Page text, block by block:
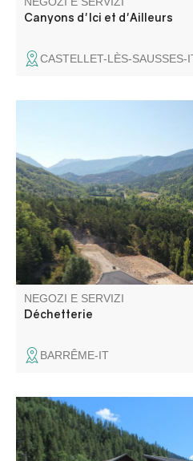
Canyons d'Ici et d'Ailleurs
CASTELLET-LÈS-SAUSSES-
Si tratta di aree attrezzate e
portare i rifiuti ingombranti o
trattamento speciale. In loco
speciali per carta, cartone,
pneumatici e rifiuti verdi.
NEGOZI E SERVIZI
Déchetterie
BARRÊME-IT
Oltre al servizio sanitario, la
un'ampia gamma di prodotti di